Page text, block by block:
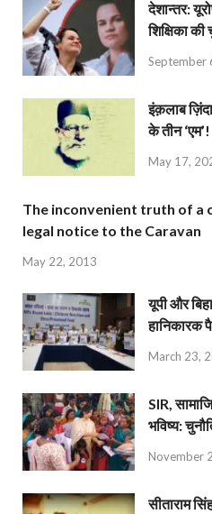
देशान्‍तर:
शिक्षिका की
September
इंक़लाब
के तीन ‘एम’!
May 17,
The inconvenient truth of a
legal notice to the Caravan
May 22, 2013
यूपी और
हानिकारक
March 23,
SIR,
भविष्य:
November
सीताराम